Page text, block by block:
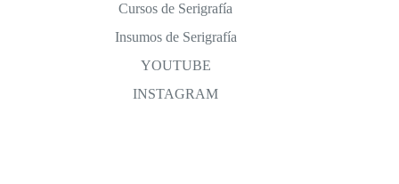
Cursos de Serigrafía
Insumos de Serigrafía
YOUTUBE
INSTAGRAM